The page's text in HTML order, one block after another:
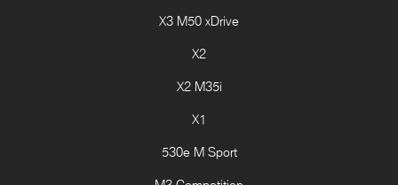
X3 M50 xDrive
X2
X2 M35i
X1
530e M Sport